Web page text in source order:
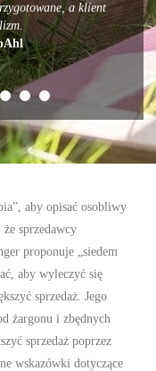
a klient
aby opisać osobliwy
sprzedawcy
proponuje „siedem
aby wyleczyć się
sprzedaż. Jego
żargonu i zbędnych
sprzedaż poprzez
wskazówki dotyczące